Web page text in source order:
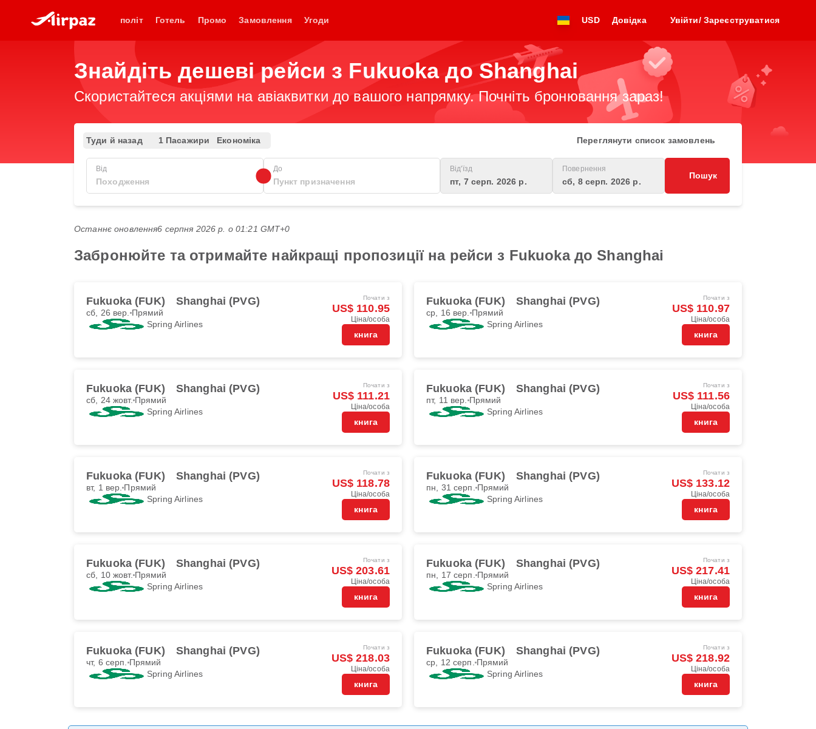
політ Готель Промо Замовлення Угоди USD Довідка Увійти/ Зареєструватися
Знайдіть дешеві рейси з Fukuoka до Shanghai
Скористайтеся акціями на авіаквитки до вашого напрямку. Почніть бронювання зараз!
Туди й назад 1 Пасажири Економіка Переглянути список замовлень
Від До Від'їзд
пт, 7 серп. 2026 р.
Повернення
сб, 8 серп. 2026 р.
Пошук
Останнє оновлення6 серпня 2026 р. о 01:21 GMT+0
Забронюйте та отримайте найкращі пропозиції на рейси з Fukuoka до Shanghai
Fukuoka (FUK) Shanghai (PVG)
сб, 26 вер. Прямий
Spring Airlines
Почати з
US$ 110.95
Ціна/особа
книга
Fukuoka (FUK) Shanghai (PVG)
ср, 16 вер. Прямий
Spring Airlines
Почати з
US$ 110.97
Ціна/особа
книга
Fukuoka (FUK) Shanghai (PVG)
сб, 24 жовт. Прямий
Spring Airlines
Почати з
US$ 111.21
Ціна/особа
книга
Fukuoka (FUK) Shanghai (PVG)
пт, 11 вер. Прямий
Spring Airlines
Почати з
US$ 111.56
Ціна/особа
книга
Fukuoka (FUK) Shanghai (PVG)
вт, 1 вер. Прямий
Spring Airlines
Почати з
US$ 118.78
Ціна/особа
книга
Fukuoka (FUK) Shanghai (PVG)
пн, 31 серп. Прямий
Spring Airlines
Почати з
US$ 133.12
Ціна/особа
книга
Fukuoka (FUK) Shanghai (PVG)
сб, 10 жовт. Прямий
Spring Airlines
Почати з
US$ 203.61
Ціна/особа
книга
Fukuoka (FUK) Shanghai (PVG)
пн, 17 серп. Прямий
Spring Airlines
Почати з
US$ 217.41
Ціна/особа
книга
Fukuoka (FUK) Shanghai (PVG)
чт, 6 серп. Прямий
Spring Airlines
Почати з
US$ 218.03
Ціна/особа
книга
Fukuoka (FUK) Shanghai (PVG)
ср, 12 серп. Прямий
Spring Airlines
Почати з
US$ 218.92
Ціна/особа
книга